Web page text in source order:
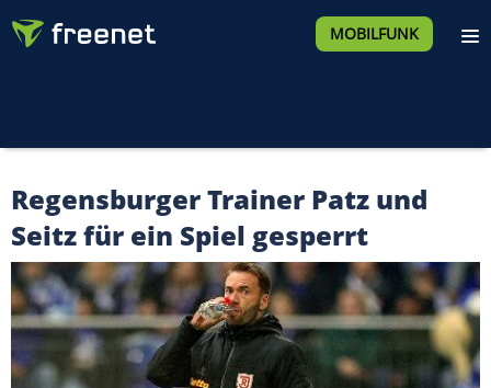
MOBILFUNK
Regensburger Trainer Patz und
Seitz für ein Spiel gesperrt